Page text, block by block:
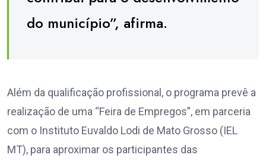
do município”, afirma.
Além da qualificação profissional, o programa prevê a
realização de uma “Feira de Empregos”, em parceria
com o Instituto Euvaldo Lodi de Mato Grosso (IEL
MT), para aproximar os participantes das